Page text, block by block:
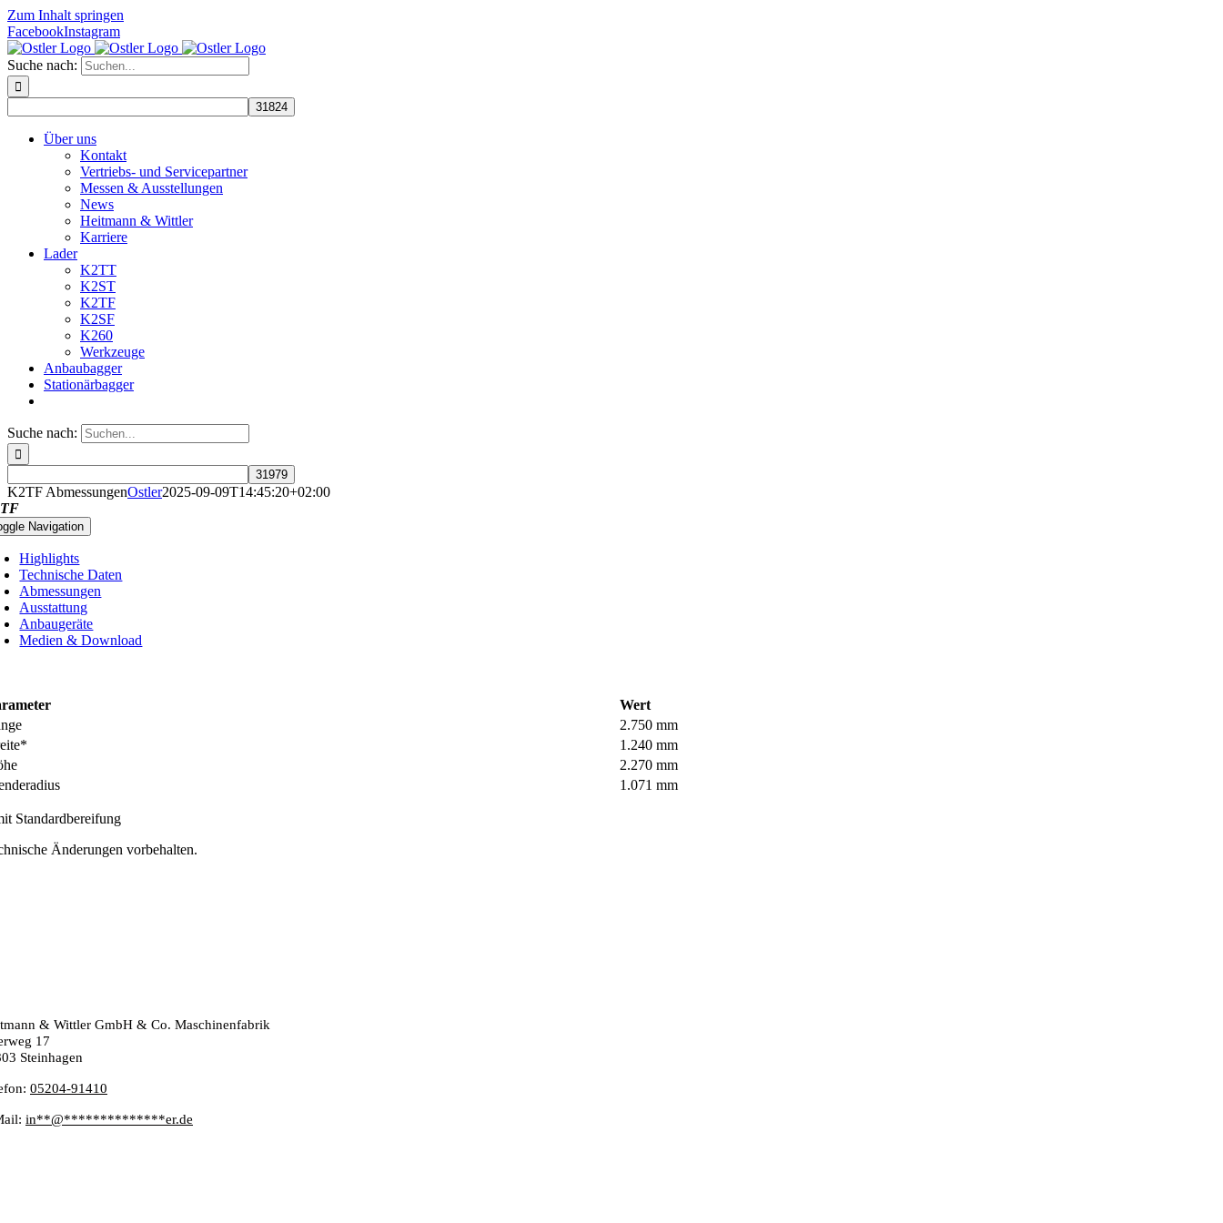
Zum Inhalt springen
FacebookInstagram
Suche nach:
Über uns
Kontakt
Vertriebs- und Servicepartner
Messen & Ausstellungen
News
Heitmann & Wittler
Karriere
Lader
K2TT
K2ST
K2TF
K2SF
K260
Werkzeuge
Anbaubagger
Stationärbagger
Suche nach:
K2TF AbmessungenOstler2025-09-09T14:45:20+02:00
Navigation
Highlights
Technische Daten
Abmessungen
Ausstattung
Anbaugeräte
Medien & Download
Wert
2.750 mm
1.240 mm
2.270 mm
1.071 mm
Standardbereifung
Änderungen vorbehalten.
& Wittler GmbH & Co. Maschinenfabrik
17
Steinhagen
05204-91410
il: in**@**************er.de